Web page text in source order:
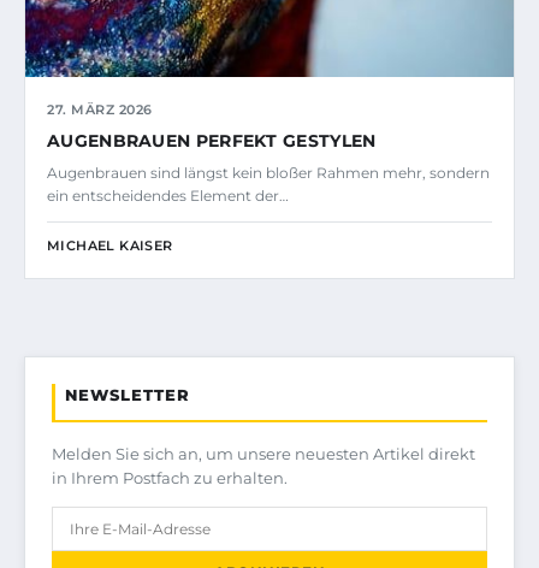
27. MÄRZ 2026
AUGENBRAUEN PERFEKT GESTYLEN
Augenbrauen sind längst kein bloßer Rahmen mehr, sondern
ein entscheidendes Element der…
MICHAEL KAISER
NEWSLETTER
Melden Sie sich an, um unsere neuesten Artikel direkt
in Ihrem Postfach zu erhalten.